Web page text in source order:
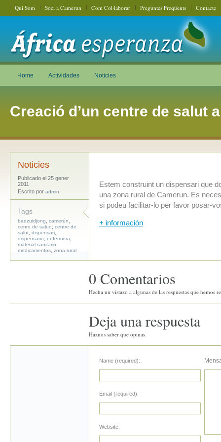
Qui Som Soci a Camerun Com Col·laborar Preguntes Freqüents Contacte
Home Actividades Noticies
Creació d’un centre de salut
Noticies
Publicado el 25 gener
2011
Escrito por admin
Tags
badzuidjong camerún
cenro de salud
centre de
salut, dispensari,
dispensario enfermera
material sanitario
medicamentos, zona rural
Estem construint un dispensari que
una zona rural de Camerun. Es
si podeu facilitar-lo per favor posar-
+ información
0 Comentarios
Hecha un vistazo a algunas de las respuestas que hemos
Deja una respuesta
Haznos saber que opinas.
Name (required):
Email (required):
Website: